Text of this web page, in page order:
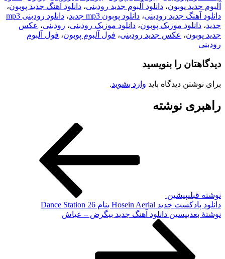
آلبوم جدید پوبون، دانلود آلبوم جدید رودبنی، دانلود آهنگ جدید پوبون،
دانلود آهنگ جدید رودبنی، دانلود پوبون mp3 جدید ،
دانلود رودبنی mp3
جدید، دانلود موزیک پوبون، دانلود موزیک رودبنی، رودبنی، عکس
جدید پوبون، عکس جدید رودبنی، فول آلبوم پوبون، فول آلبوم
رودبنی
دیدگاهتان را بنویسید
برای نوشتن دیدگاه باید وارد بشوید.
راهبری نوشته
نوشته قبلیپیشین
دانلود پادکست جدید Hosein Aerial بنام Dance Station 26
نوشته‌ٔ بعدیپسین دانلود آهنگ جدید بیگرض – عیاش